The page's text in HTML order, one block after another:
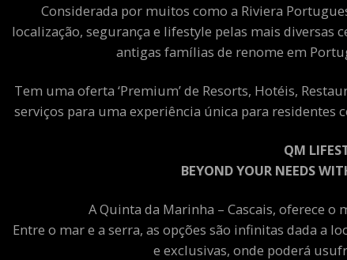
Considerada por muitos como a Riviera
localização, segurança e lifestyle pelas mais
antigas famílias de renome em
Tem uma oferta ‘Premium’ de Resorts, Hotéis,
serviços para uma experiência única para residentes
QM
BEYOND YOUR NEEDS
A Quinta da Marinha – Cascais, oferece
Entre o mar e a serra, as opções são infinitas dada a
e exclusivas, onde poderá